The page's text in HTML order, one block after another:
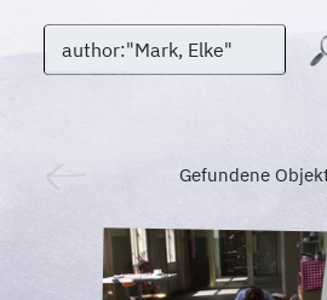
Gefundene